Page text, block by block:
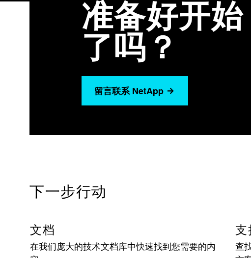
准备好开始
了吗？
留言联系 NetApp
下一步行动
文档
在我们庞大的技术文档库中快速找到您需要的内
支
查